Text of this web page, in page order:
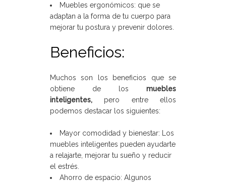
Muebles ergonómicos: que se
adaptan a la forma de tu cuerpo para
mejorar tu postura y prevenir dolores.
Beneficios:
Muchos son los beneficios que se
obtiene de los muebles
inteligentes, pero entre ellos
podemos destacar los siguientes:
Mayor comodidad y bienestar: Los
muebles inteligentes pueden ayudarte
a relajarte, mejorar tu sueño y reducir
el estrés.
Ahorro de espacio: Algunos